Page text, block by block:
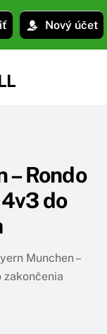
Nový účet
– Rondo
do
Munchen –
zakončenia